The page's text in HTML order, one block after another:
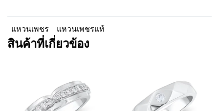
แหวนเพชร แหวนเพชรแท้
สินค้าที่เกี่ยวข้อง